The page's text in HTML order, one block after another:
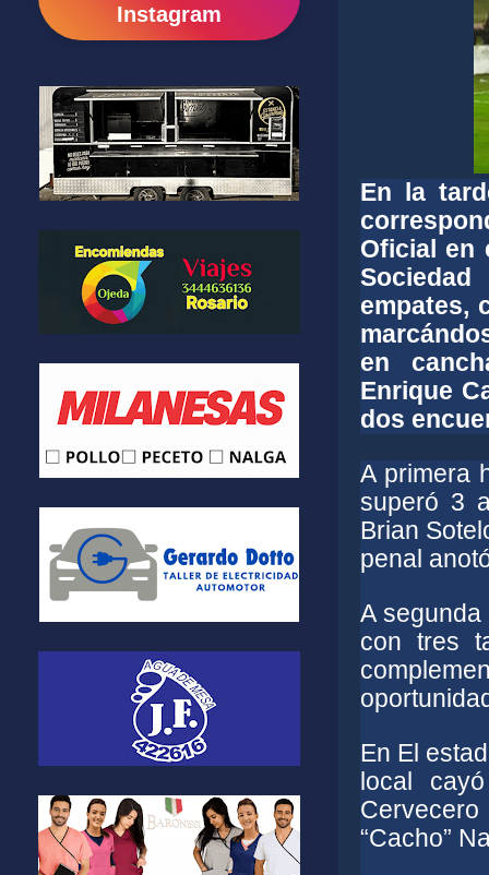
En la
Oficial en
Sociedad
empates,
en
Enrique
dos
A primera
superó 3
Brian
penal
A
con tres
En El
local
“Cacho”
Instagram